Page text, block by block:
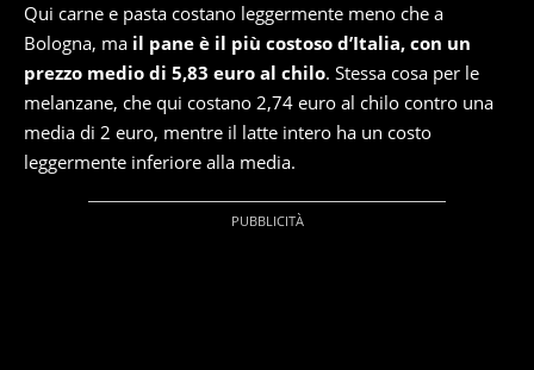
Qui carne e pasta costano leggermente meno che a
Bologna, ma il pane è il più costoso d’Italia, con un
prezzo medio di 5,83 euro al chilo. Stessa cosa per le
melanzane, che qui costano 2,74 euro al chilo contro una
media di 2 euro, mentre il latte intero ha un costo
leggermente inferiore alla media.